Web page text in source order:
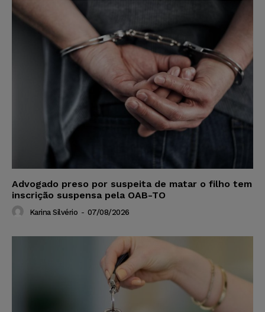
Advogado preso por suspeita de matar o filho tem
inscrição suspensa pela OAB-TO
Karina Silvério - 07/08/2026